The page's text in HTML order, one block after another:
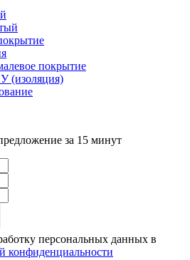
покрытие
(изоляция)
за 15 минут
персональных данных в
конфиденциальности